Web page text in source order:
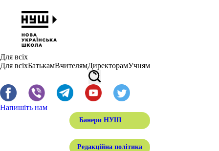
Для всіх
Для всіхБатькамВчителямДиректорамУчням
Напишіть нам
Банери НУШ
Редакційна політика